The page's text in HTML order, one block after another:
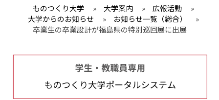
ものつくり大学 » 大学案内 » 広報活動
»
大学からのお知らせ
» お知らせ一覧（総合）
»
卒業生の卒業設計が福島県の特別巡回展に出展